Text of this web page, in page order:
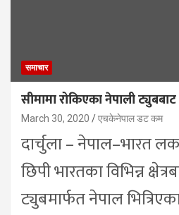
समाचार
सीमामा रोकिएका नेपाली
March 30, 2020 एचकेनेपाल डट कम
दार्चुला – नेपाल–भारत
छिपी भारतका विभिन्न
ट्युबमार्फत नेपाल